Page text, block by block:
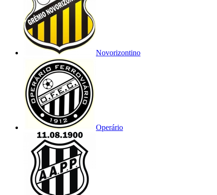
Novorizontino
Operário